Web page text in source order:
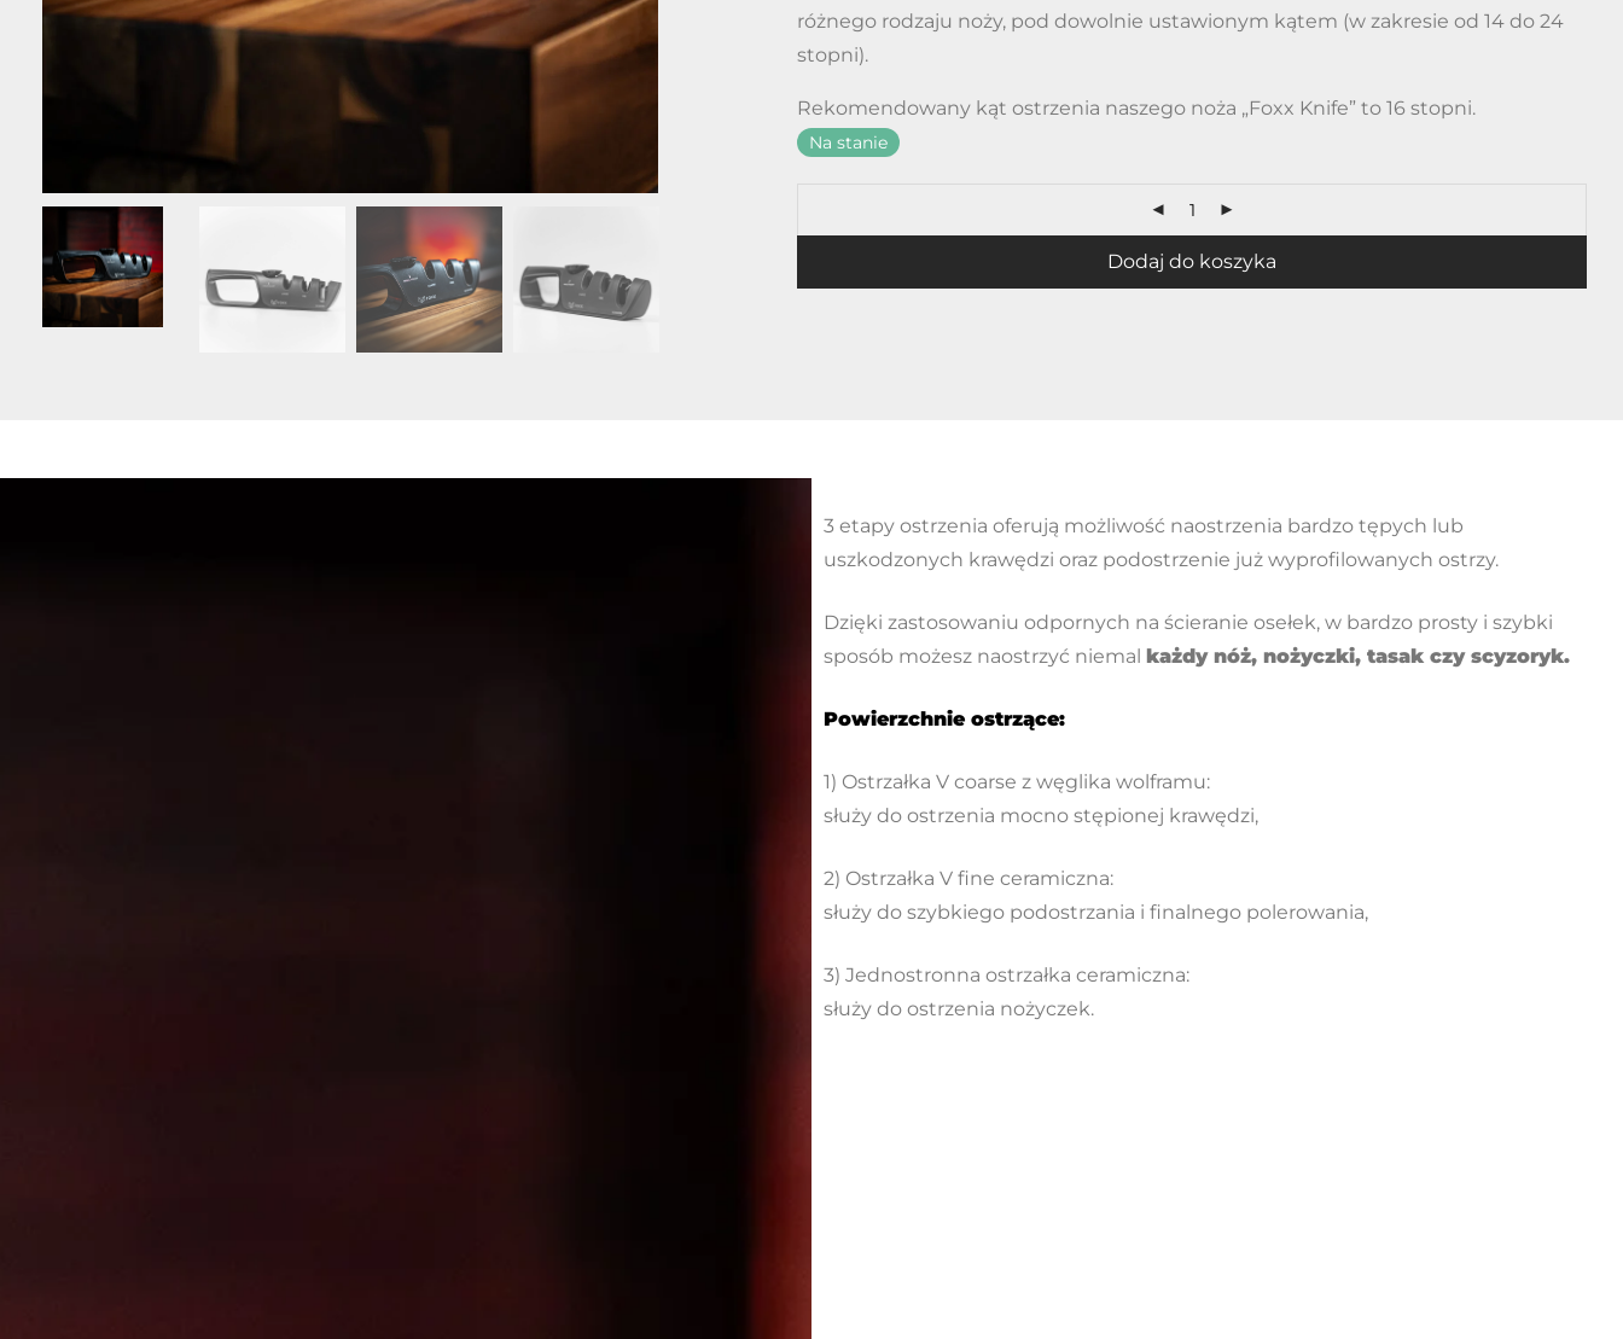
różnego rodzaju noży, pod dowolnie ustawionym kątem (w zakresie od 14 do 24
stopni).
Rekomendowany kąt ostrzenia naszego noża „Foxx Knife” to 16 stopni.
Na stanie
Dodaj do koszyka
3 etapy ostrzenia oferują możliwość naostrzenia bardzo tępych lub
uszkodzonych krawędzi oraz podostrzenie już wyprofilowanych ostrzy.
Dzięki zastosowaniu odpornych na ścieranie osełek, w bardzo prosty i szybki
sposób możesz naostrzyć niemal każdy nóż, nożyczki, tasak czy scyzoryk.
Powierzchnie ostrzące:
1) Ostrzałka V coarse z węglika wolframu:
służy do ostrzenia mocno stępionej krawędzi,
2) Ostrzałka V fine ceramiczna:
służy do szybkiego podostrzania i finalnego polerowania,
3) Jednostronna ostrzałka ceramiczna:
służy do ostrzenia nożyczek.